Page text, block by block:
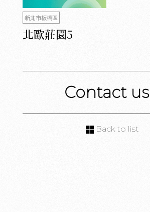
新北市板橋區
北歐莊園5
Contact us
Back to list